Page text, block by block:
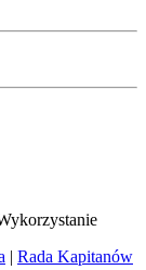
| Rada Kapitanów